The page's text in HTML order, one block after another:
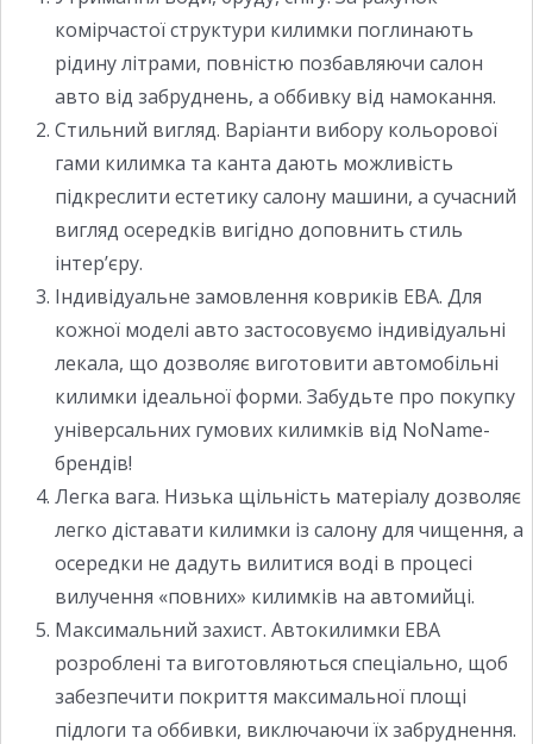
комірчастої структури килимки поглинають
рідину літрами, повністю позбавляючи салон
авто від забруднень, а оббивку від намокання.
Стильний вигляд. Варіанти вибору кольорової
гами килимка та канта дають можливість
підкреслити естетику салону машини, а сучасний
вигляд осередків вигідно доповнить стиль
інтер’єру.
Індивідуальне замовлення ковриків ЕВА. Для
кожної моделі авто застосовуємо індивідуальні
лекала, що дозволяє виготовити автомобільні
килимки ідеальної форми. Забудьте про покупку
універсальних гумових килимків від NoName-
брендів!
Легка вага. Низька щільність матеріалу дозволяє
легко діставати килимки із салону для чищення, а
осередки не дадуть вилитися воді в процесі
вилучення «повних» килимків на автомийці.
Максимальний захист. Автокилимки ЕВА
розроблені та виготовляються спеціально, щоб
забезпечити покриття максимальної площі
підлоги та оббивки, виключаючи їх забруднення.